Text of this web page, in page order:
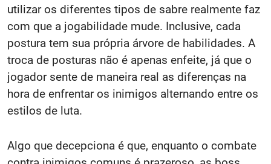
utilizar os diferentes tipos de sabre realmente faz
com que a jogabilidade mude. Inclusive, cada
postura tem sua própria árvore de habilidades. A
troca de posturas não é apenas enfeite, já que o
jogador sente de maneira real as diferenças na
hora de enfrentar os inimigos alternando entre os
estilos de luta.
Algo que decepciona é que, enquanto o combate